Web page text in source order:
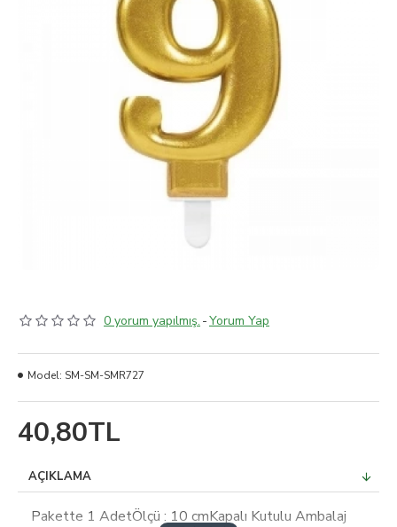
0 yorum yapılmış. -Yorum Yap
40,80TL
Model: SM-SM-SMR727
AÇIKLAMA
Pakette 1 AdetÖlçü : 10 cmKapalı Kutulu Ambalaj